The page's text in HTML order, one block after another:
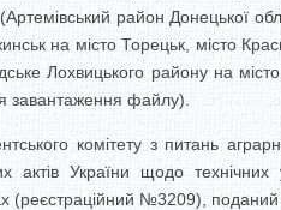
район Донецької
на місто Торецьк, місто
Лохвицького району на
завантаження файлу).
комітету з питань
актів України щодо
(реєстраційний №3209),